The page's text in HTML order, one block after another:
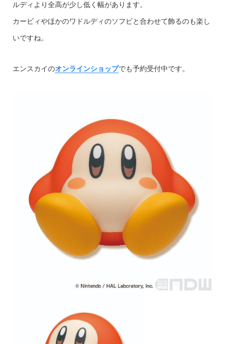
ルディより全高が少し低く幅があります。
カービィやほかのワドルディのソフビと合わせて飾るのも楽し
いですね。
エンスカイのオンラインショップでも予約受付中です。